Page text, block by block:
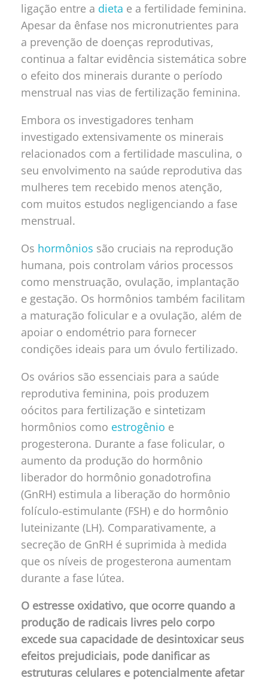
ligação entre a dieta e a fertilidade feminina.
Apesar da ênfase nos micronutrientes para
a prevenção de doenças reprodutivas,
continua a faltar evidência sistemática sobre
o efeito dos minerais durante o período
menstrual nas vias de fertilização feminina.
Embora os investigadores tenham
investigado extensivamente os minerais
relacionados com a fertilidade masculina, o
seu envolvimento na saúde reprodutiva das
mulheres tem recebido menos atenção,
com muitos estudos negligenciando a fase
menstrual.
Os hormônios são cruciais na reprodução
humana, pois controlam vários processos
como menstruação, ovulação, implantação
e gestação. Os hormônios também facilitam
a maturação folicular e a ovulação, além de
apoiar o endométrio para fornecer
condições ideais para um óvulo fertilizado.
Os ovários são essenciais para a saúde
reprodutiva feminina, pois produzem
oócitos para fertilização e sintetizam
hormônios como estrogênio e
progesterona. Durante a fase folicular, o
aumento da produção do hormônio
liberador do hormônio gonadotrofina
(GnRH) estimula a liberação do hormônio
folículo-estimulante (FSH) e do hormônio
luteinizante (LH). Comparativamente, a
secreção de GnRH é suprimida à medida
que os níveis de progesterona aumentam
durante a fase lútea.
O estresse oxidativo, que ocorre quando a
produção de radicais livres pelo corpo
excede sua capacidade de desintoxicar seus
efeitos prejudiciais, pode danificar as
estruturas celulares e potencialmente afetar